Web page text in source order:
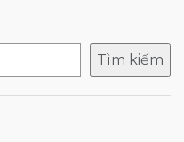
Tìm kiếm